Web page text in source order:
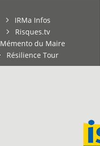
IRMa Infos
Risques.tv
Mémento du Maire
Résilience Tour